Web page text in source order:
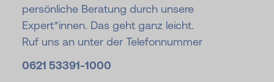
persönliche Beratung durch unsere
Expert*innen. Das geht ganz leicht.
Ruf uns an unter der Telefonnummer
0621 53391-1000